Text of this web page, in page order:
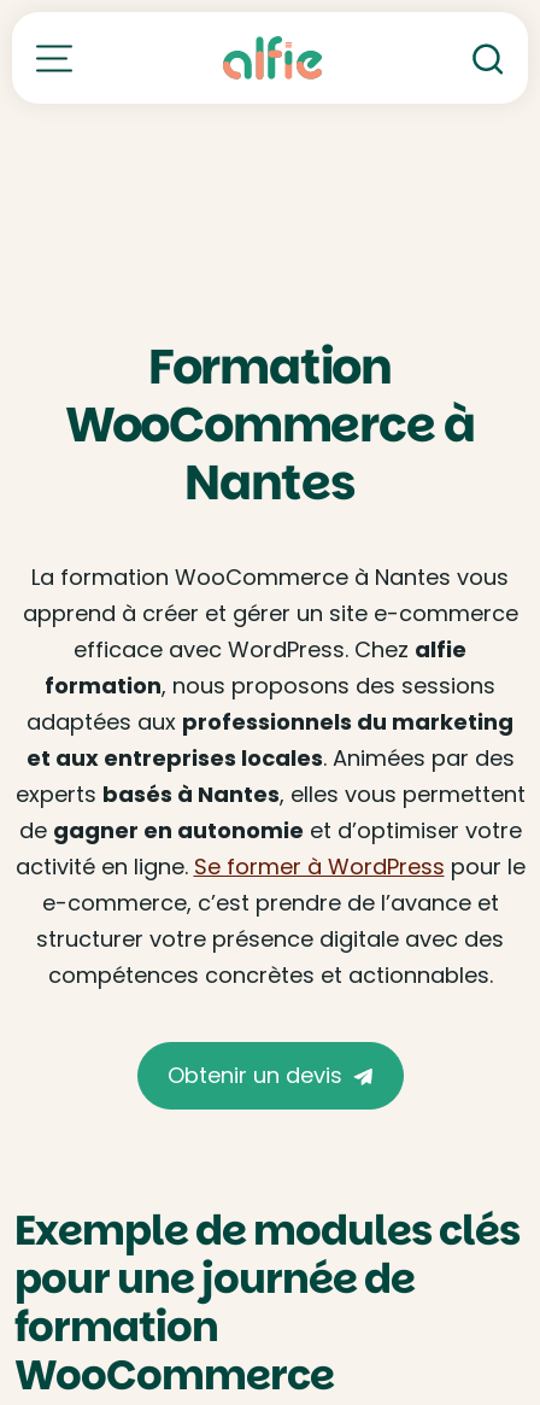
Toutes nos formations
Formation
WooCommerce à
Nantes
La formation WooCommerce à Nantes vous
apprend à créer et gérer un site e-commerce
efficace avec WordPress. Chez alfie
formation, nous proposons des sessions
adaptées aux professionnels du marketing
et aux entreprises locales. Animées par des
experts basés à Nantes, elles vous permettent
de gagner en autonomie et d’optimiser votre
activité en ligne. Se former à WordPress pour le
e-commerce, c’est prendre de l’avance et
structurer votre présence digitale avec des
compétences concrètes et actionnables.
Obtenir un devis
Exemple de modules clés
pour une journée de
formation
WooCommerce